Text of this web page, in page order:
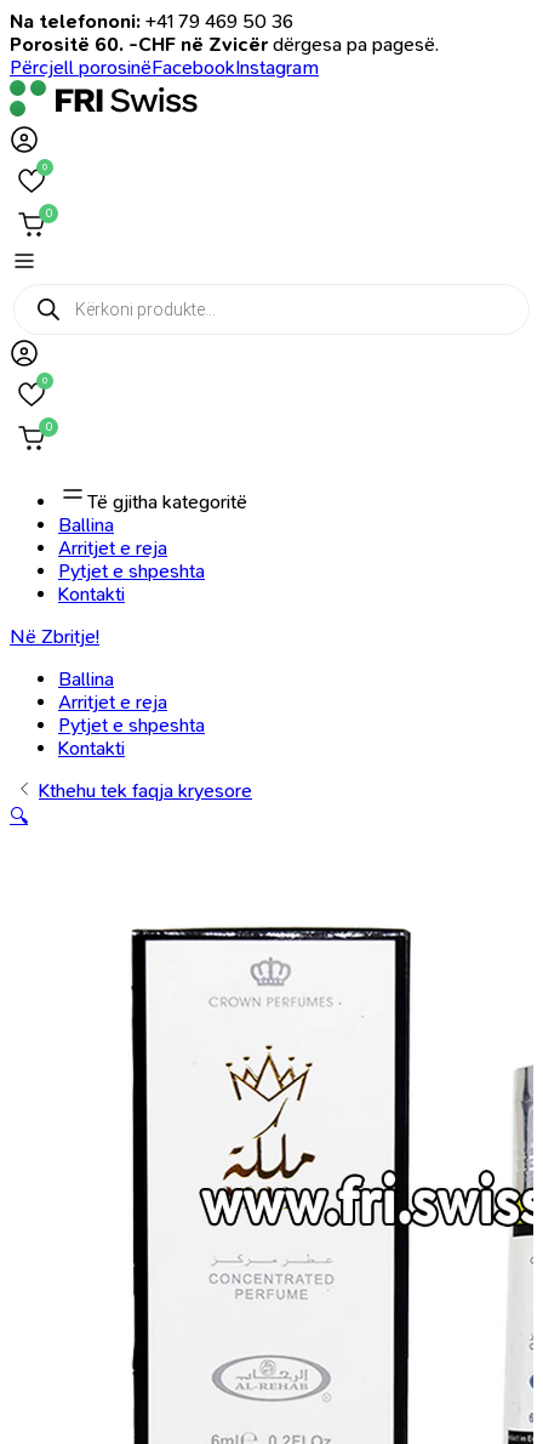
Na telefononi: +41 79 469 50 36
Porositë 60. -CHF në Zvicër dërgesa pa pagesë.
Përcjell porosinëFacebookInstagram
0
0
Products
search
0
0
Të gjitha kategoritë
Ballina
Arritjet e reja
Pytjet e shpeshta
Kontakti
Në Zbritje!
Ballina
Arritjet e reja
Pytjet e shpeshta
Kontakti
Kthehu tek faqja kryesore
🔍